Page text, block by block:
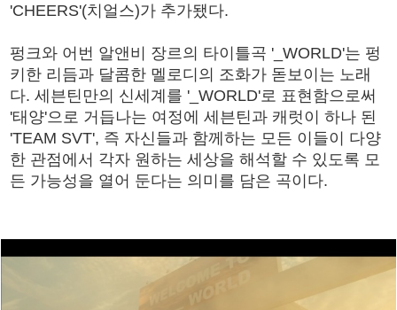
'CHEERS'(치얼스)가 추가됐다.
펑크와 어번 알앤비 장르의 타이틀곡 '_WORLD'는 펑
키한 리듬과 달콤한 멜로디의 조화가 돋보이는 노래
다. 세븐틴만의 신세계를 '_WORLD'로 표현함으로써
'태양'으로 거듭나는 여정에 세븐틴과 캐럿이 하나 된
'TEAM SVT', 즉 자신들과 함께하는 모든 이들이 다양
한 관점에서 각자 원하는 세상을 해석할 수 있도록 모
든 가능성을 열어 둔다는 의미를 담은 곡이다.